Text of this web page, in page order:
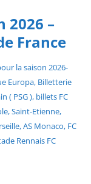
2026 –
France
la saison 2026-
Europa, Billetterie
( PSG ), billets FC
Saint-Etienne,
AS Monaco, FC
Rennais FC